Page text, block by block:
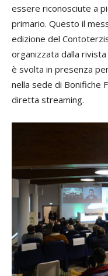
essere riconosciute a
primario. Questo il
edizione del
organizzata dalla rivista
è svolta in presenza
nella sede di Bonifiche
diretta streaming.